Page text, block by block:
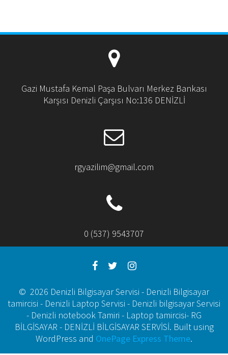
Gazi Mustafa Kemal Paşa Bulvarı Merkez Bankası
Karşısı Denizli Çarşısı No:136 DENİZLİ
rgyazilim@gmail.com
0 (537) 9543707
© 2026 Denizli Bilgisayar Servisi - Denizli Bilgisayar
tamircisi - Denizli Laptop Servisi - Denizli bilgisayar Servisi
- Denizli notebook Tamiri - Laptop tamircisi- RG
BİLGİSAYAR - DENİZLİ BİLGİSAYAR SERVİSİ. Built using
WordPress and OnePage Express Theme.